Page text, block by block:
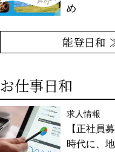
め
能登日和
お仕事日和
求人情報
【正社員
時代に、